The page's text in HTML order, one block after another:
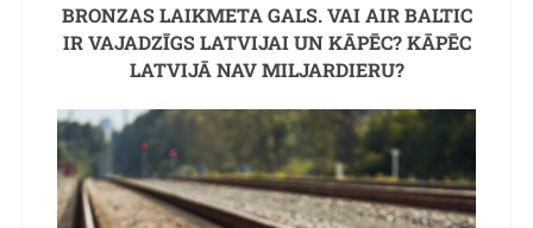
BRONZAS LAIKMETA GALS. VAI AIR BALTIC
IR VAJADZĪGS LATVIJAI UN KĀPĒC? KĀPĒC
LATVIJĀ NAV MILJARDIERU?